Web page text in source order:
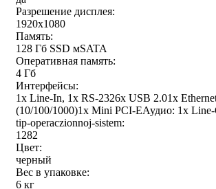
Разрешение дисплея:
1920x1080
Память:
128 Гб SSD мSATA
Оперативная память:
4 Гб
Интерфейсы:
1x Line-In, 1x RS-2326x USB 2.01x
(10/100/1000)1x Mini PCI-EАудио: 1x
tip-operaczionnoj-sistem:
1282
Цвет:
черный
Вес в упаковке:
6 кг